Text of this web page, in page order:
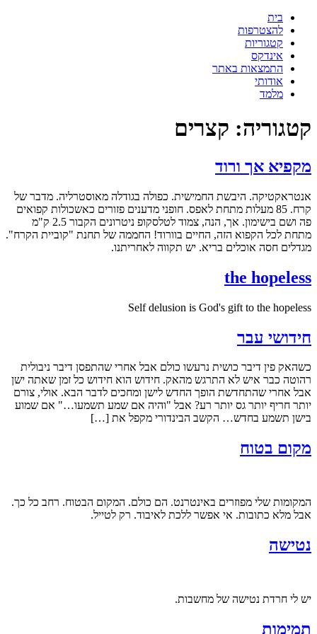
לתוכן
בית
להצטרפות
קטגוריות
אינדקס
התמצאות באתר
אודותי
מלמד
קטגוריה: קצרים
מקפיא אך ורוד
אנטראקטיקה. היבשת החמישית. כפולה בגודלה מאוסטרליה. מדבר של
קרח. 85 מעלות מתחת לאפס. חופני מדענים פזורים כאשכולות קפואים
פה ושם בישימון. אך, הנה, צמוד לטלסקופ ניטרונים הקבור 2.5 ק"מ
מתחת לכל הקפוא הזה, החיים בוורוד! החממה של תחנת "קוביית הקרח".
מגדלים חסה אוכלים בריא. יש תקווה לאחריתנו.
the hopeless
Self delusion is God's gift to the hopeless
חידושי עבר
כשהאק פין דיבר כושית נרעשו כולם אבל אחרי שהתפסן דיבר ניבולית
רהוטה כבר איש לא התרגש מהאק. חידוש הוא חידוש כל זמן שאתה ישן
אבל אחרי שהתחדשת הופך החדש לישן ומחכים לדבר הבא. אולי, צורם
יותר חריף יותר גס יותר רע? אבל "והיה אם שמע תשמעו…" אם שמוע
בישן תשמע בחדש… הקשב הבינדורי מקפל את […]
מקום בטוח
המקומות שלי מפוזרים באינטרנט. הם כולם. המקום הבטוח. רחב כל כך.
אבל מלא כתובות. אי אפשר ללכת לאיבוד. רק לטייל.
נטישה
יש לי חרדת נטישה של מחשבות.
תמימות